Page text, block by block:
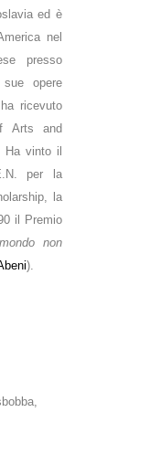
ed è
nel
presso
sue opere
ricevuto
Arts and
Ha vinto il
per la
la
il Premio
non
).